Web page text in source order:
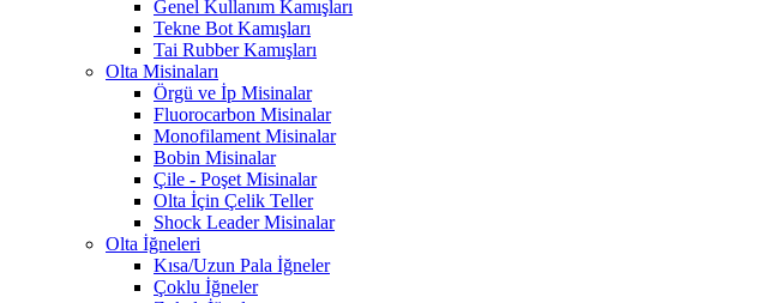
Genel Kullanım Kamışları
Tekne Bot Kamışları
Tai Rubber Kamışları
Olta Misinaları
Örgü ve İp Misinalar
Fluorocarbon Misinalar
Monofilament Misinalar
Bobin Misinalar
Çile - Poşet Misinalar
Olta İçin Çelik Teller
Shock Leader Misinalar
Olta İğneleri
Kısa/Uzun Pala İğneler
Çoklu İğneler